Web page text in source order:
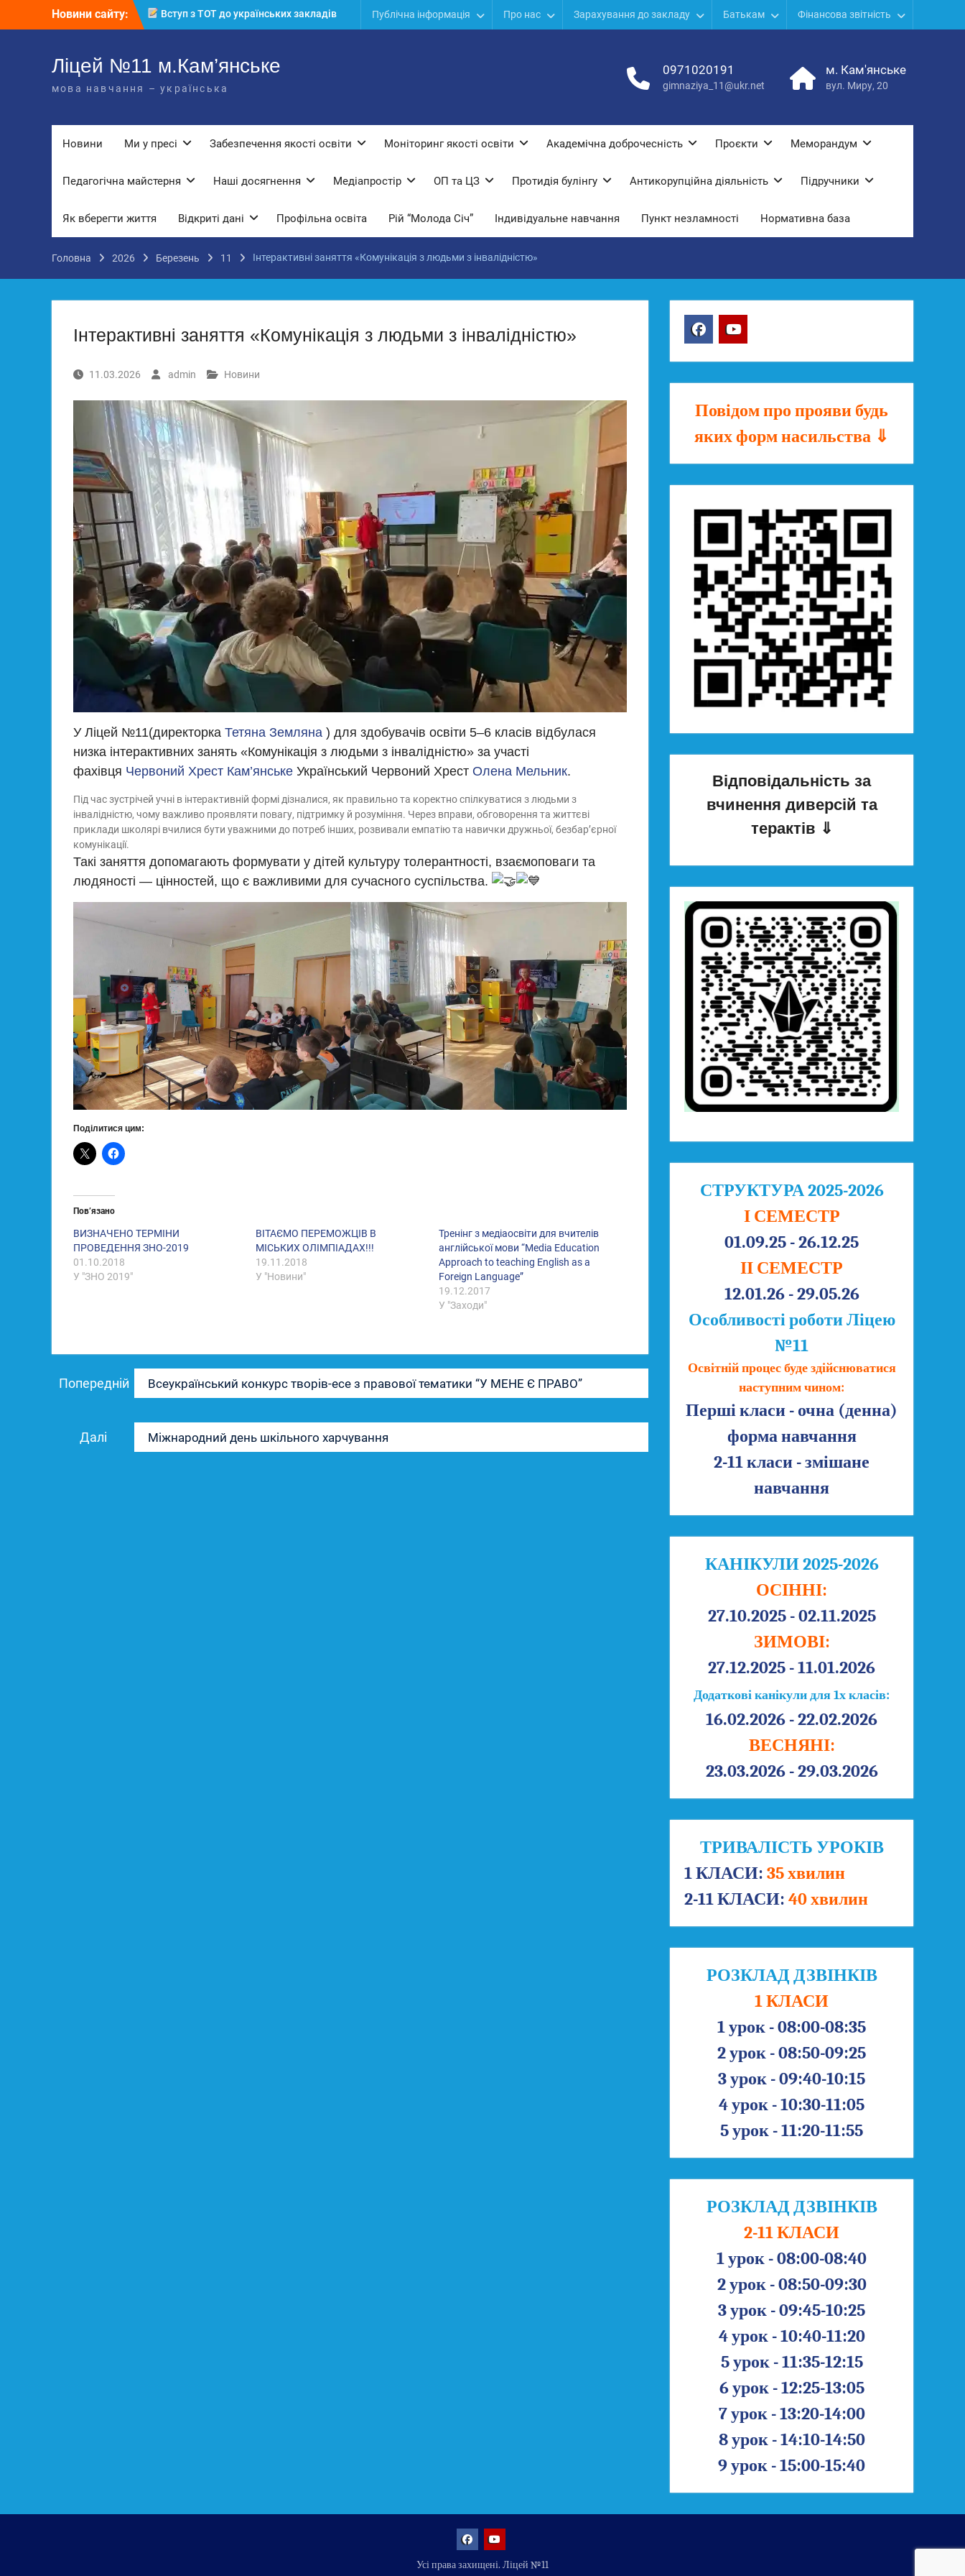
Новини сайту:
освіти: міф чи правда? Перевірте свої
знання!
команди!
3 страхи, які найчастіше заважають
дітям і молоді виїхати з окупації
Публічна інформація Про нас Зарахування до закладу Батькам Фінансова звітність
Ліцей №11 м.Кам’янське
мова навчання – українська
0971020191
gimnaziya_11@ukr.net
м. Кам'янське
вул. Миру, 20
Новини Ми у пресі Забезпечення якості освіти Моніторинг якості освіти Академічна доброчесність Проєкти Меморандум
Педагогічна майстерня Наші досягнення Медіапростір ОП та ЦЗ Протидiя булiнгу Антикорупційна діяльність Підручники
Як вберегти життя Відкриті дані Профільна освіта Рій “Молода Січ” Індивідуальне навчання Пункт незламності Нормативна база
Головна 2026 Березень 11 Інтерактивні заняття «Комунікація з людьми з інвалідністю»
Інтерактивні заняття «Комунікація з людьми з інвалідністю»
11.03.2026 admin Новини
У Ліцей №11(директорка Тетяна Земляна ) для здобувачів освіти 5–6 класів відбулася
низка інтерактивних занять «Комунікація з людьми з інвалідністю» за участі
фахівця Червоний Хрест Кам’янське Український Червоний Хрест Олена Мельник.
Під час зустрічей учні в інтерактивній формі дізналися, як правильно та коректно спілкуватися з людьми з
інвалідністю, чому важливо проявляти повагу, підтримку й розуміння. Через вправи, обговорення та життєві
приклади школярі вчилися бути уважними до потреб інших, розвивали емпатію та навички дружньої, безбар’єрної
комунікації.
Такі заняття допомагають формувати у дітей культуру толерантності, взаємоповаги та
людяності — цінностей, що є важливими для сучасного суспільства.
Поділитися цим:
Пов’язано
ВИЗНАЧЕНО ТЕРМІНИ
ПРОВЕДЕННЯ ЗНО-2019
01.10.2018
У "ЗНО 2019"
ВІТАЄМО ПЕРЕМОЖЦІВ В
МІСЬКИХ ОЛІМПІАДАХ!!!
19.11.2018
У "Новини"
Тренінг з медіаосвіти для вчителів
англійської мови “Media Education
Approach to teaching English as a
Foreign Language”
19.12.2017
У "Заходи"
записів
Попередній
запис:
Всеукраїнський конкурс творів-есе з правової тематики “У МЕНЕ Є ПРАВО”
Далі
Наступний
запис:
Міжнародний день шкільного харчування
Повідом про прояви будь
яких форм насильства ⇓
Відповідальність за
вчинення диверсій та
терактів ⇓
СТРУКТУРА 2025-2026
І СЕМЕСТР
01.09.25 - 26.12.25
ІІ СЕМЕСТР
12.01.26 - 29.05.26
Особливості роботи Ліцею
№11
Освітній процес буде здійснюватися
наступним чином:
Перші класи - очна (денна)
форма навчання
2-11 класи - змішане
навчання
КАНІКУЛИ 2025-2026
ОСІННІ:
27.10.2025 - 02.11.2025
ЗИМОВІ:
27.12.2025 - 11.01.2026
Додаткові канікули для 1х класів:
16.02.2026 - 22.02.2026
ВЕСНЯНІ:
23.03.2026 - 29.03.2026
ТРИВАЛІСТЬ УРОКІВ
1 КЛАСИ: 35 хвилин
2-11 КЛАСИ: 40 хвилин
РОЗКЛАД ДЗВІНКІВ
1 КЛАСИ
1 урок - 08:00-08:35
2 урок - 08:50-09:25
3 урок - 09:40-10:15
4 урок - 10:30-11:05
5 урок - 11:20-11:55
РОЗКЛАД ДЗВІНКІВ
2-11 КЛАСИ
1 урок - 08:00-08:40
2 урок - 08:50-09:30
3 урок - 09:45-10:25
4 урок - 10:40-11:20
5 урок - 11:35-12:15
6 урок - 12:25-13:05
7 урок - 13:20-14:00
8 урок - 14:10-14:50
9 урок - 15:00-15:40
Усі права захищені. Ліцей №11